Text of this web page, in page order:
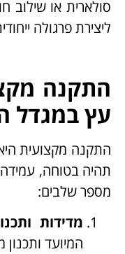
סולארית או שילוב
ליצירת פרגולה
התקנה
עץ במגדל
התקנה מקצועית
תהיה בטוחה,
מספר שלבים:
מדידות
המיועד